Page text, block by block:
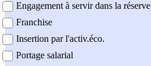
Engagement à servir dans la réserve
Franchise
Insertion par l'activ.éco.
Portage salarial